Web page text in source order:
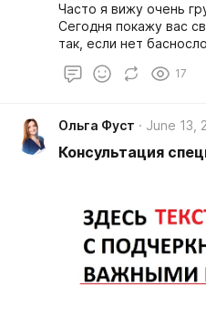
Часто я вижу очень
Сегодня покажу вас
так, если нет
подписчиков, но
инструментами.
17
Ольга Фуст June 13,
Консультация